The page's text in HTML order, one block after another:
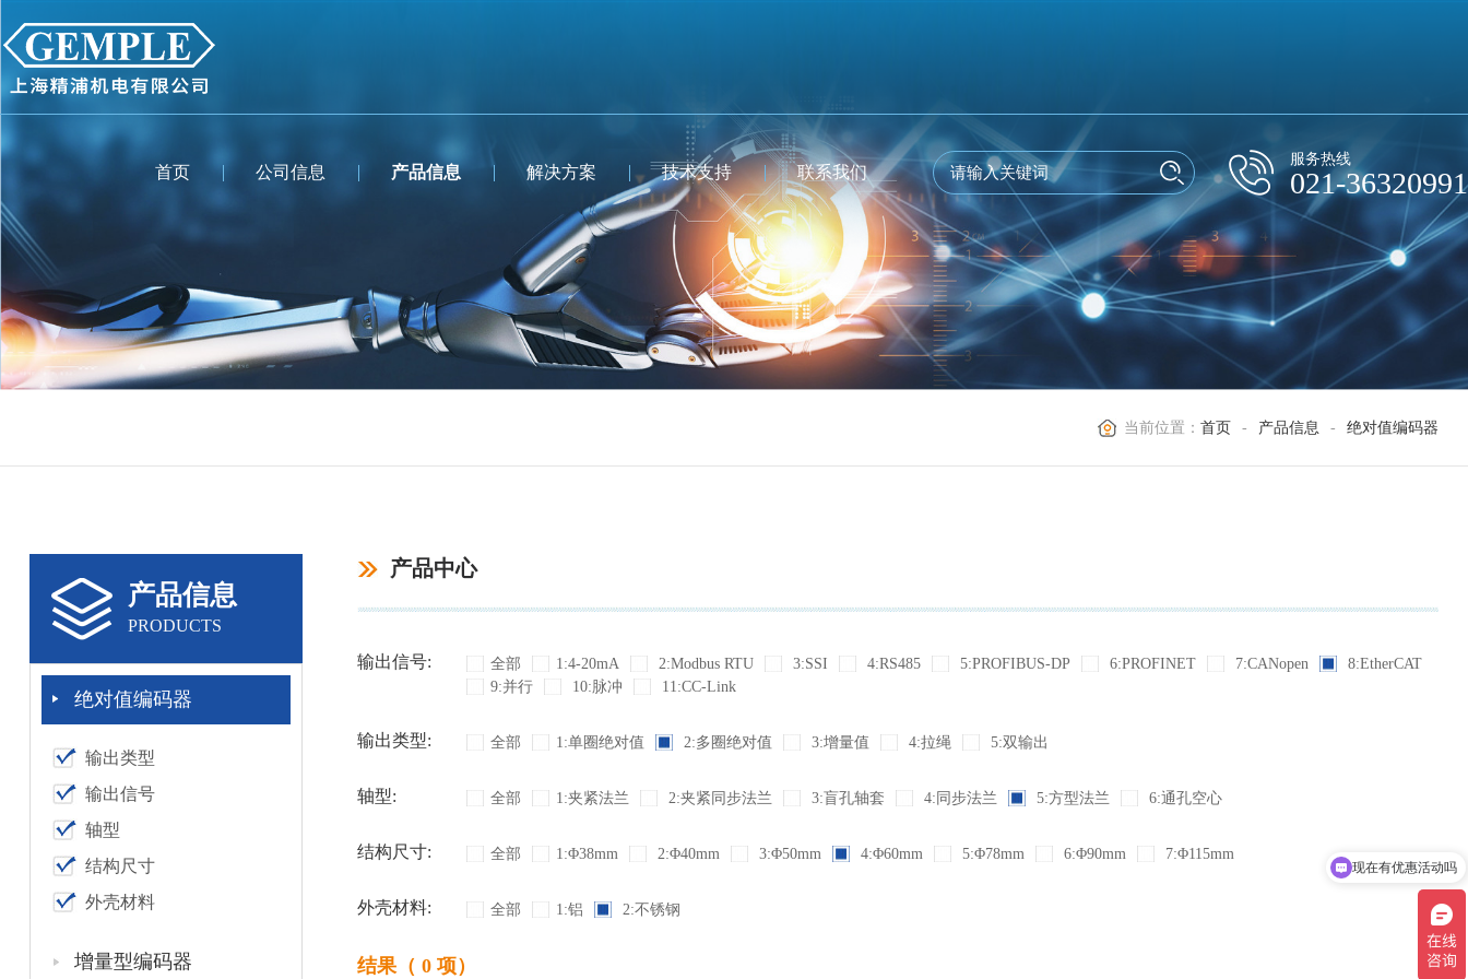
首页 公司信息 产品信息 解决方案 技术支持 联系我们
服务热线
021-36320991
当前位置：首页 - 产品信息 - 绝对值编码器
产品信息
PRODUCTS
绝对值编码器
输出类型
输出信号
轴型
结构尺寸
外壳材料
增量型编码器
产品中心
输出信号: 全部 1:4-20mA 2:Modbus RTU 3:SSI 4:RS485 5:PROFIBUS-DP 6:PROFINET 7:CANopen
8:EtherCAT
9:并行
10:脉冲 11:CC-Link
输出类型: 全部 1:单圈绝对值 2:多圈绝对值 3:增量值 4:拉绳 5:双输出
轴型: 全部 1:夹紧法兰 2:夹紧同步法兰 3:盲孔轴套 4:同步法兰 5:方型法兰 6:通孔空心
结构尺寸: 全部 1:Φ38mm 2:Φ40mm 3:Φ50mm 4:Φ60mm 5:Φ78mm 6:Φ90mm 7:Φ115mm
外壳材料: 全部 1:铝 2:不锈钢
结果（ 0 项）
可以介绍下你们的产品么